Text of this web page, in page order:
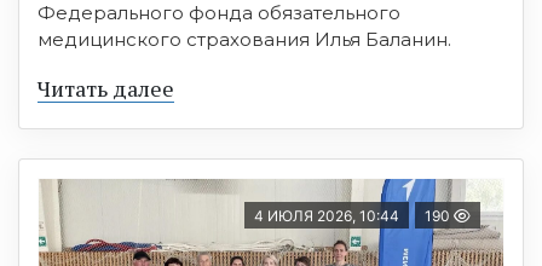
Федерального фонда обязательного
медицинского страхования Илья Баланин.
Читать далее
4 ИЮЛЯ 2026, 10:44 190